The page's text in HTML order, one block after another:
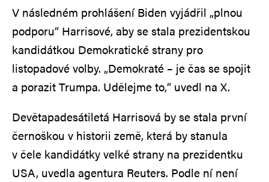
V následném prohlášení Biden vyjádřil „plnou
podporu“ Harrisové, aby se stala prezidentskou
kandidátkou Demokratické strany pro
listopadové volby. „Demokraté – je čas se spojit
a porazit Trumpa. Udělejme to,“ uvedl na X.
Devětapadesátiletá Harrisová by se stala první
černoškou v historii země, která by stanula
v čele kandidátky velké strany na prezidentku
USA, uvedla agentura Reuters. Podle ní není